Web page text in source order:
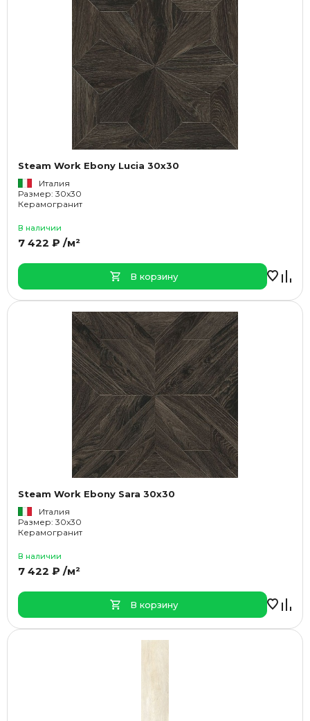
Steam Work Ebony Lucia 30x30
Италия
Размер: 30x30
Керамогранит
В наличии
7 422 ₽ /м²
В корзину
Steam Work Ebony Sara 30x30
Италия
Размер: 30x30
Керамогранит
В наличии
7 422 ₽ /м²
В корзину